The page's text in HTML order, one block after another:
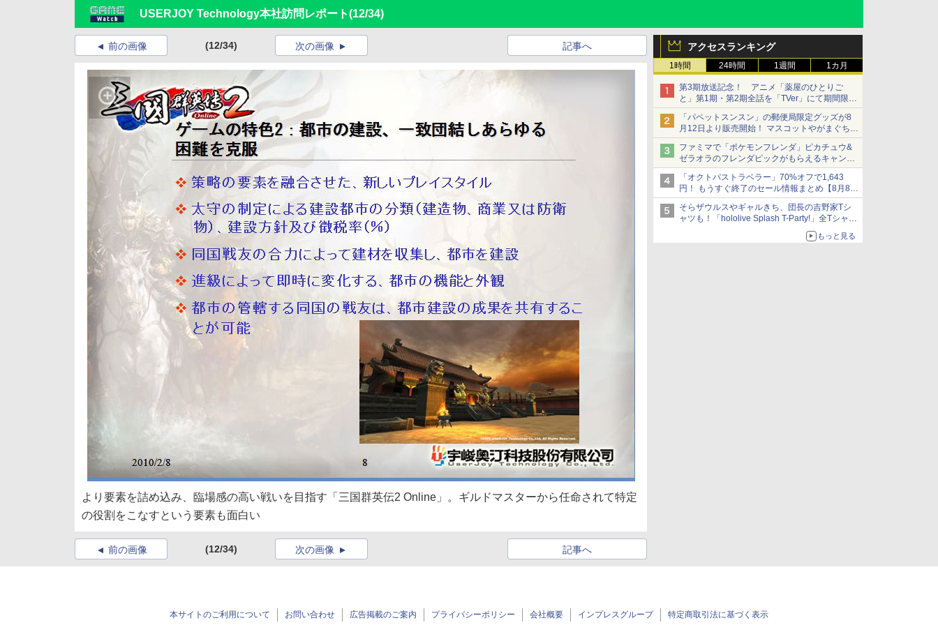
USERJOY Technology本社訪問レポート(12/34)
アクセスランキング
1時間 24時間 1週間 1カ月
第3期放送記念！ アニメ「薬屋のひとりご
と」第1期・第2期全話を「TVer」にて期間限定
で順次無料配信開始
「パペットスンスン」の郵便局限定グッズが8
月12日より販売開始！ マスコットやがまぐち、
レターセットなどが登場
ファミマで「ポケモンフレンダ」ピカチュウ&
ゼラオラのフレンダピックがもらえるキャンペ
ーン開催！
「オクトパストラベラー」70%オフで1,643
円！ もうすぐ終了のセール情報まとめ【8月8日
更新】
ニンテンドーeショップでは「大神 絶景版」が
67%オフで990円
そらザウルスやギャルきち、団長の吉野家Tシ
ャツも！「hololive Splash T-Party!」全Tシャツ
ラインナップ公開＆オンライン販売開始
もっと見る
前の画像 (12/34) 記事へ
次の画像
より要素を詰め込み、臨場感の高い戦いを目指す「三国群英伝2 Online」。ギルドマスターから任命されて特定
の役割をこなすという要素も面白い
前の画像 (12/34) 記事へ
次の画像
本サイトのご利用について お問い合わせ 広告掲載のご案内 プライバシーポリシー 会社概要 インプレスグループ 特定商取引法に基づく表示